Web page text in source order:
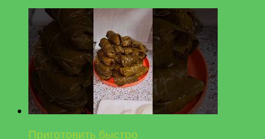
Приготовить быстро